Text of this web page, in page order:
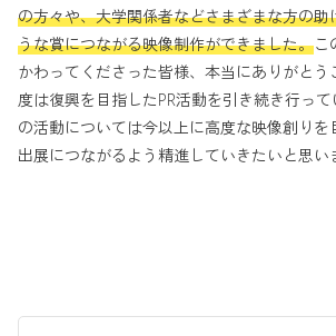
の方々や、大学関係者などさまざまな方の助
うな賞につながる映像制作ができました。こ
かわってくださった皆様、本当にありがとう
度は復興を目指したPR活動を引き続き行っ
の活動については今以上に高度な映像創りを
出展につながるよう精進していきたいと思い